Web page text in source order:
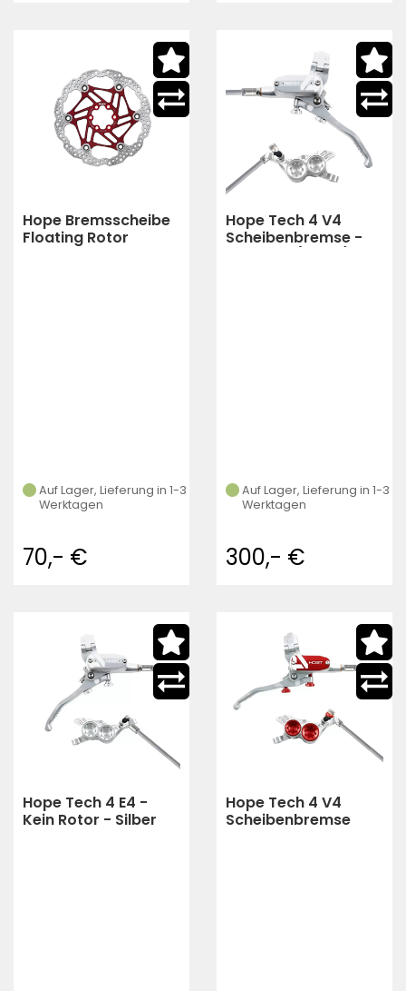
Hope Bremsscheibe
Floating Rotor
Auf Lager, Lieferung in 1-3
Werktagen
70,- €
Hope Tech 4 V4
Scheibenbremse -
Auf Lager, Lieferung in 1-3
Werktagen
300,- €
Hope Tech 4 E4 -
Kein Rotor - Silber
Hope Tech 4 V4
Scheibenbremse